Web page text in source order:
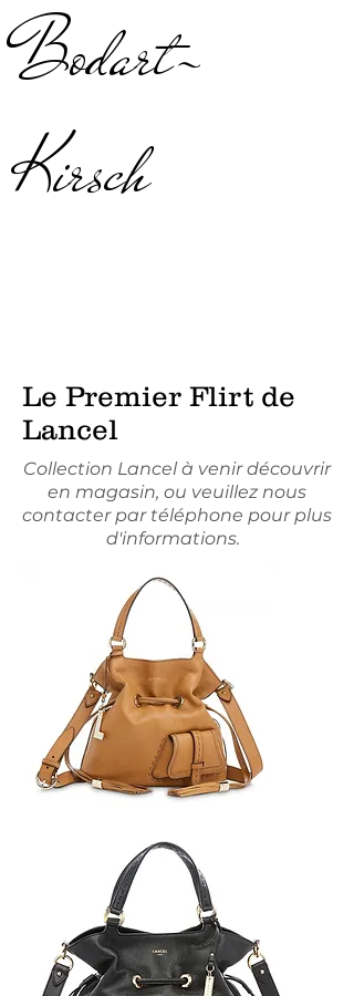
Bodart-
Kirsch
Le Premier Flirt de
Lancel
Collection Lancel à venir découvrir
en magasin, ou veuillez nous
contacter par téléphone pour plus
d'informations.